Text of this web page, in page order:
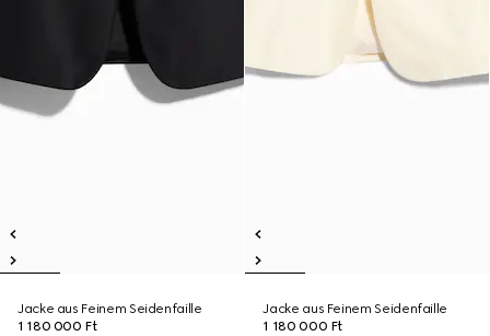
Jacke aus Feinem Seidenfaille
1 180 000 Ft
Jacke aus Feinem Seidenfaille
1 180 000 Ft